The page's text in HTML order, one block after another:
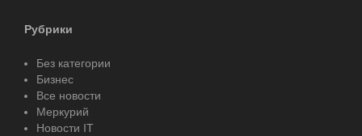
Рубрики
Без категории
Бизнес
Все новости
Меркурий
Новости IT